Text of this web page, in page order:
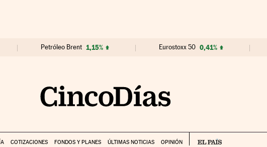
Petróleo Brent 1,15% Eurostoxx 50 0,41%
COTIZACIONES FONDOS Y PLANES ÚLTIMAS NOTICIAS OPINIÓN